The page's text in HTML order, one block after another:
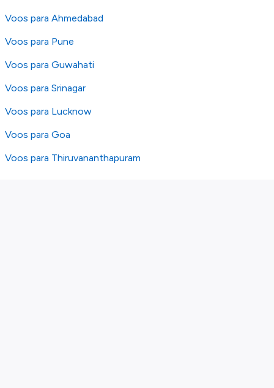
Voos para Ahmedabad
Voos para Pune
Voos para Guwahati
Voos para Srinagar
Voos para Lucknow
Voos para Goa
Voos para Thiruvananthapuram